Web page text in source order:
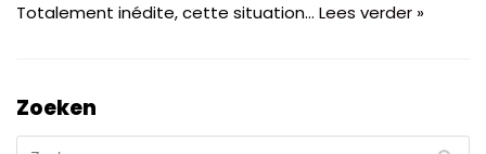
Totalement inédite, cette situation… Lees verder »
Zoeken